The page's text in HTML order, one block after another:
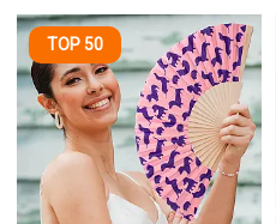
TOP 50